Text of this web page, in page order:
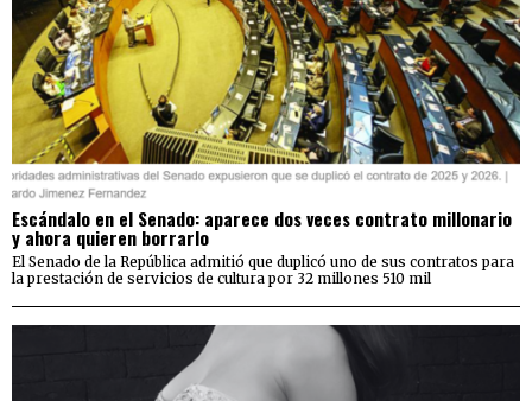
Escándalo en el Senado: aparece dos veces contrato millonario
y ahora quieren borrarlo
El Senado de la República admitió que duplicó uno de sus contratos para
la prestación de servicios de cultura por 32 millones 510 mil